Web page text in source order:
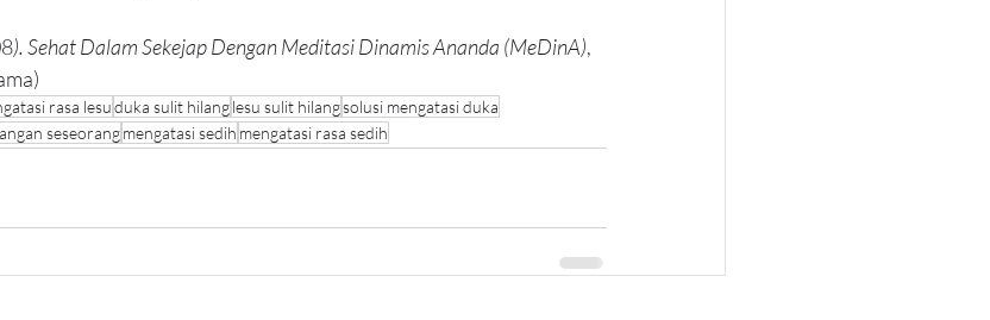
). Sehat Dalam Sekejap Dengan Meditasi Dinamis Ananda (MeDinA),
rasa lesuduka sulit hilanglesu sulit hilangsolusi mengatasi duka
seseorangmengatasi sedih mengatasi rasa sedih